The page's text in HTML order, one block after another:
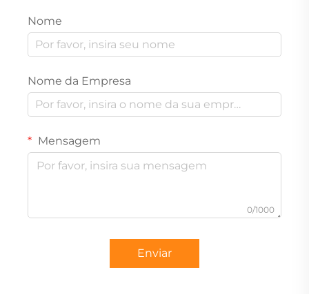
Nome
Nome da Empresa
Mensagem
0/1000
Enviar